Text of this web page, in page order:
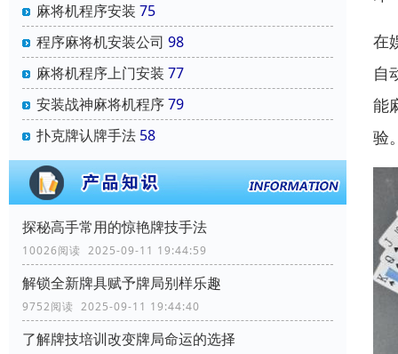
麻将机程序安装 75
程序麻将机安装公司 98
麻将机程序上门安装 77
安装战神麻将机程序79
扑克牌认牌手法 58
探秘高手常用的惊艳牌技手法
10026阅读 2025-09-11 19:44:59
解锁全新牌具赋予牌局别样乐趣
9752阅读 2025-09-11 19:44:40
了解牌技培训改变牌局命运的选择
在
自
能
验